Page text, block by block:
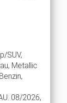
SUV,
Metallic
08/2026,